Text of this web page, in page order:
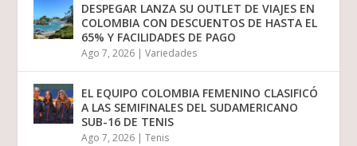
DESPEGAR LANZA SU OUTLET DE VIAJES EN
COLOMBIA CON DESCUENTOS DE HASTA EL
65% Y FACILIDADES DE PAGO
Ago 7, 2026 |Variedades
EL EQUIPO COLOMBIA FEMENINO CLASIFICÓ
A LAS SEMIFINALES DEL SUDAMERICANO
SUB-16 DE TENIS
Ago 7, 2026 |Tenis